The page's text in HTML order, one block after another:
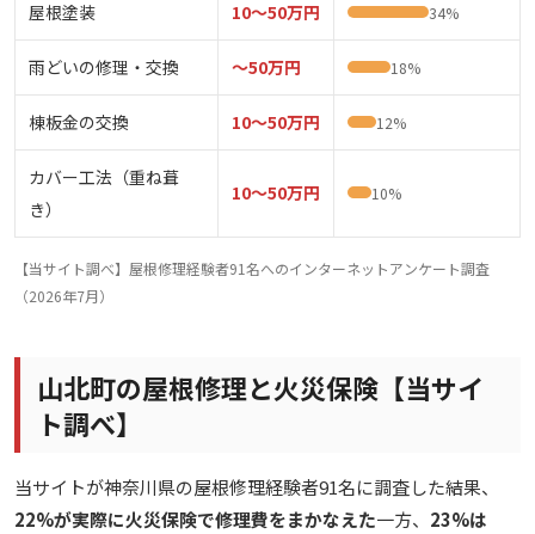
屋根塗装 10〜50万円 34%
雨どいの修理・交換 〜50万円 18%
棟板金の交換 10〜50万円 12%
カバー工法（重ね葺
き）
10〜50万円 10%
【当サイト調べ】屋根修理経験者91名へのインターネットアンケート調査
（2026年7月）
山北町の屋根修理と火災保険【当サイ
ト調べ】
当サイトが神奈川県の屋根修理経験者91名に調査した結果、
22%が実際に火災保険で修理費をまかなえた一方、 23%は